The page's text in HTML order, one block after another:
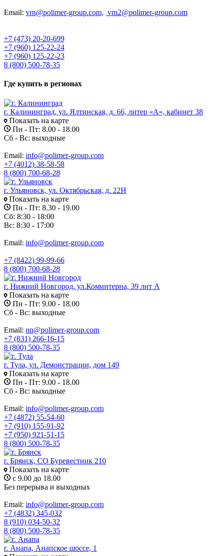
Email: vrn@polimer-group.com, vrn2@polimer-group.com
+7 (473) 20-20-699
+7 (960) 125-22-24
+7 (960) 125-22-23
8 (800) 500-78-35
Где купить в регионах
г. Калининград, ул. Ялтинская, д. 66, литер «А», кабинет 38
Показать на карте
Пн - Пт: 8.00 - 18.00
Сб - Вс: выходные
Email: info@polimer-group.com
+7 (4012) 38-58-58
8 (800) 700-68-28
г. Ульяновск, ул. Октябрьская, д. 22Н
Показать на карте
Пн - Пт: 8.30 - 19.00
Сб: 8:30 - 18:00
Вс: 8:30 - 17:00
Email: info@polimer-group.com
+7 (8422) 99-99-66
8 (800) 700-68-28
г. Нижний Новгород, ул.Коминтерна, 39 лит А
Показать на карте
Пн - Пт: 9.00 - 18.00
Сб - Вс: выходные
Email: nn@polimer-group.com
+7 (831) 266-16-15
8 (800) 500-78-35
г. Тула, ул. Демонстрации, дом 149
Показать на карте
Пн - Пт: 9.00 - 18.00
Сб - Вс: выходные
Email: info@polimer-group.com
+7 (4872) 55-54-60
+7 (910) 155-91-92
+7 (950) 921-51-15
8 (800) 500-78-35
г. Брянск, СО Буревестник 210
Показать на карте
с 9.00 до 18.00
Без перерыва и выходных
Email: info@polimer-group.com
+7 (4832) 345-032
8 (910) 034-50-32
8 (800) 500-78-35
г. Анапа, Анапское шоссе, 1